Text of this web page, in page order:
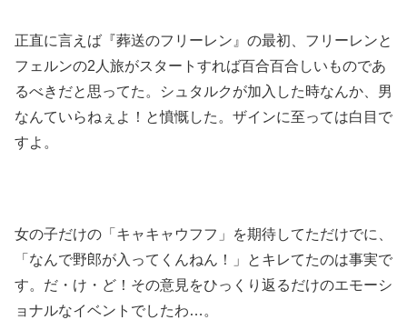
正直に言えば『葬送のフリーレン』の最初、フリーレンと
フェルンの2人旅がスタートすれば百合百合しいものであ
るべきだと思ってた。シュタルクが加入した時なんか、男
なんていらねぇよ！と憤慨した。ザインに至っては白目で
すよ。
女の子だけの「キャキャウフフ」を期待してただけでに、
「なんで野郎が入ってくんねん！」とキレてたのは事実で
す。だ・け・ど！その意見をひっくり返るだけのエモーシ
ョナルなイベントでしたわ…。